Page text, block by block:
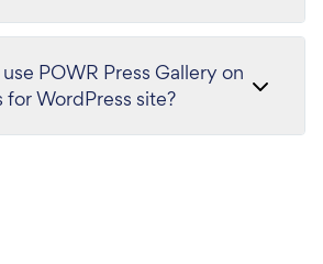
POWR Press Gallery on
for WordPress site?